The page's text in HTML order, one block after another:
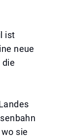
ist
neue
die
sie